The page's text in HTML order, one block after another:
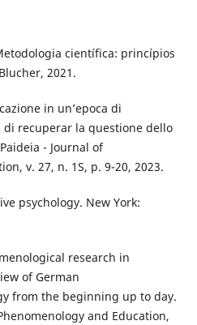
científica: princípios
2021.
in un’epoca di
recuperar la questione dello
- Journal of
v. 27, n. 1S, p. 9-20, 2023.
psychology. New York:
research in
of German
from the beginning up to day.
and Education,